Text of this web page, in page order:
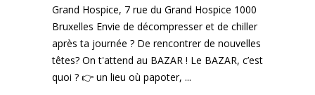
Grand Hospice, 7 rue du Grand Hospice 1000
Bruxelles Envie de décompresser et de chiller
après ta journée ? De rencontrer de nouvelles
têtes? On t'attend au BAZAR ! Le BAZAR, c’est
quoi ? 👉 un lieu où papoter,